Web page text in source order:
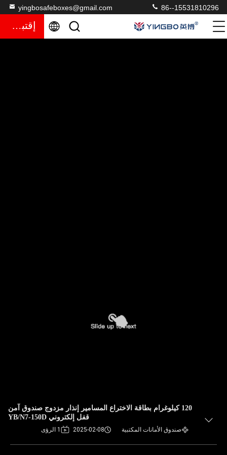
yingbosafeboxes@gmail.com 86--15531810296
إقتباس
120 كيلوغرام بطاقة الاختراع المسامير إنذار مزدوج صندوق آمن
قفل إلكتروني YB/N7-150D
صندوق الأمانات المكتبية 2025-02-08 1 الرؤى